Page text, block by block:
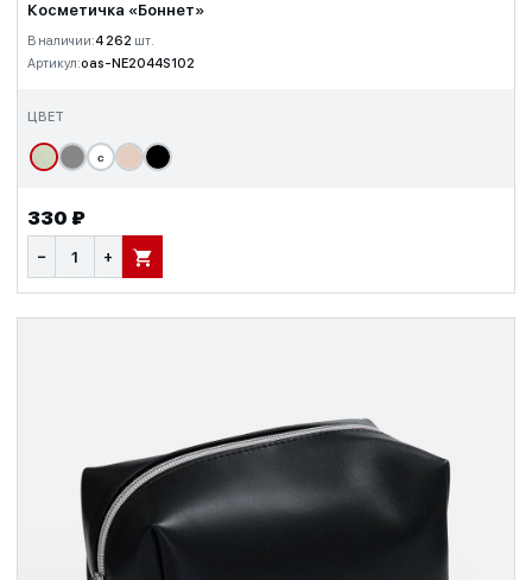
Косметичка «Боннет»
В наличии:4 262 шт.
Артикул:oas-NE2044S102
ЦВЕТ
с
330 ₽
− + В КОРЗИНУ